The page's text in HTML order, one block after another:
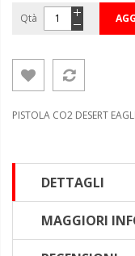
Qtà
PISTOLA CO2 DESERT
DETTAGLI
MAGGIORI